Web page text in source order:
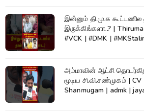
இன்னும் தி.மு.க
இருக்கிங்களா..? |
#VCK | #DMK |
அம்மாவின் ஆட்சி
மூடிய சி.வி.சண்முகம் | CV
Shanmugam | admk |